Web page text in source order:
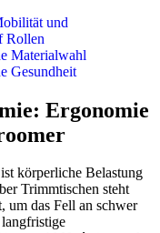
und
Rollen
Materialwahl
Gesundheit
Ergonomie
körperliche Belastung
Trimmtischen steht
um das Fell an schwer